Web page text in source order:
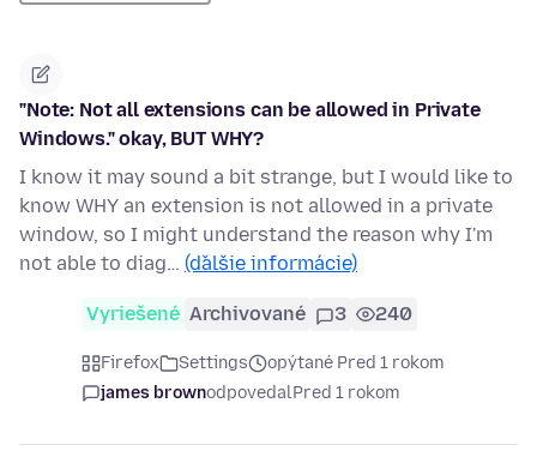
"Note: Not all extensions can be allowed in Private
Windows." okay, BUT WHY?
I know it may sound a bit strange, but I would like to
know WHY an extension is not allowed in a private
window, so I might understand the reason why I'm
not able to diag… (ďalšie informácie)
Vyriešené Archivované 3 240
Firefox Settings
opýtané Pred 1 rokom
james brownodpovedalPred 1 rokom